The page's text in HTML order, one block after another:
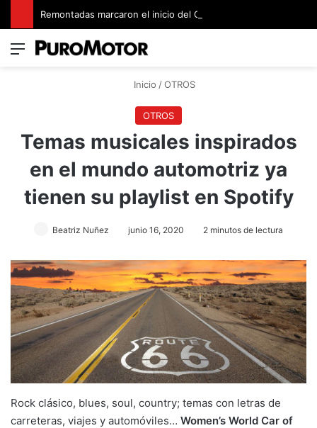
Menú
Inicio /OTROS
OTROS
Temas musicales inspirados
en el mundo automotriz ya
tienen su playlist en Spotify
Beatriz Nuñez junio 16, 2020 2 minutos de lectura
Rock clásico, blues, soul, country; temas con letras de
carreteras, viajes y automóviles… Women’s World Car of